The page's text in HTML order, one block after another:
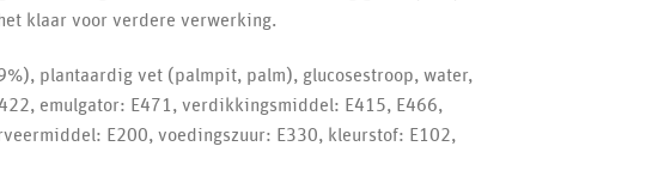
klaar voor verdere verwerking.
plantaardig vet (palmpit, palm), glucosestroop, water,
emulgator: E471, verdikkingsmiddel: E415, E466,
E200, voedingszuur: E330, kleurstof: E102,